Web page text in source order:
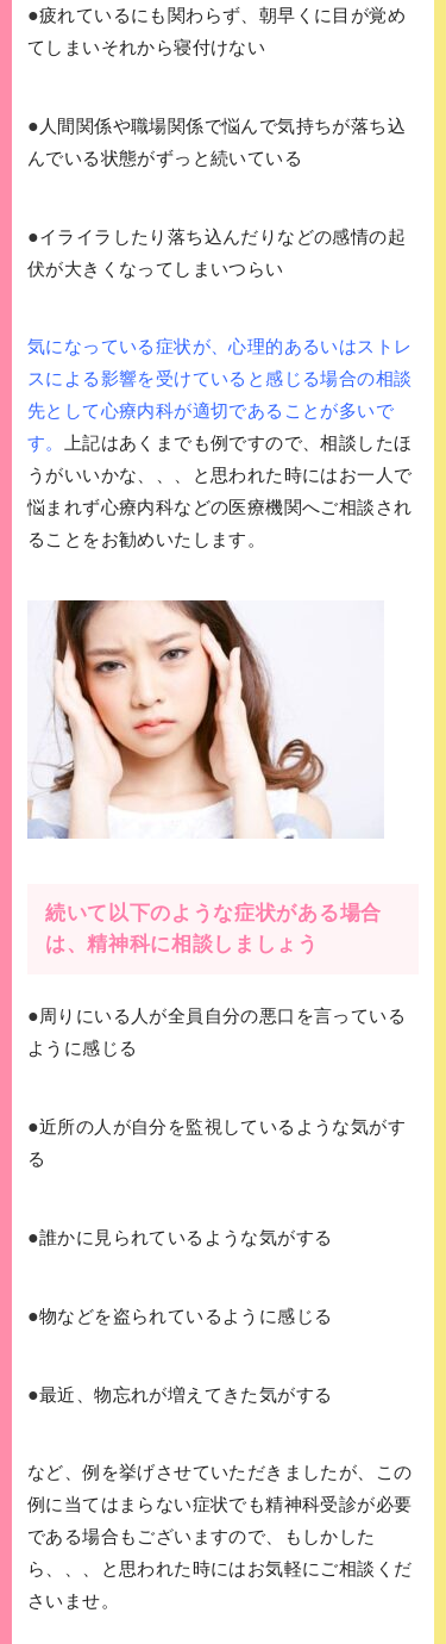
●疲れているにも関わらず、朝早くに目が覚め
てしまいそれから寝付けない
● 人間関係や職場関係で悩んで気持ちが落ち込
んでいる状態がずっと続いている
●イライラしたり落ち込んだりなどの感情の起
伏が大きくなってしまいつらい
気になっている症状が、心理的あるいはストレ
スによる影響を受けていると感じる場合の相談
先として心療内科が適切であることが多いで
す。
上記はあくまでも例ですので、相談したほ
うがいいかな、、、と思われた時にはお一人で
悩まれず心療内科などの医療機関へご相談され
ることをお勧めいたします。
続いて以下のような症状がある場合
は、精神科に相談しましょう
●周りにいる人が全員自分の悪口を言っている
ように感じる
●近所の人が自分を監視しているような気がす
る
●誰かに見られているような気がする
●物などを盗られているように感じる
●最近、物忘れが増えてきた気がする
など、例を挙げさせていただきましたが、この
例に当てはまらない症状でも精神科受診が必要
である場合もございますので、もしかした
ら、、、と思われた時にはお気軽にご相談くだ
さいませ。